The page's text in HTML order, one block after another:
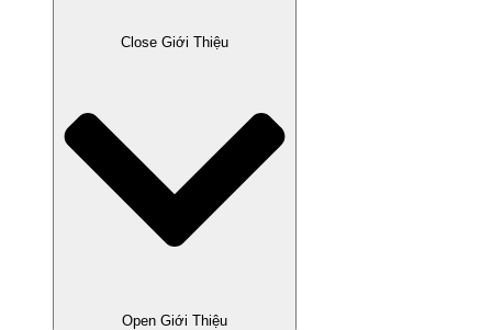
Close Giới Thiệu
Open Giới Thiệu